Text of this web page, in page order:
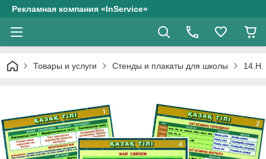
Рекламная компания «InService»
Товары и услуги Стенды и плакаты для школы 14.Н.